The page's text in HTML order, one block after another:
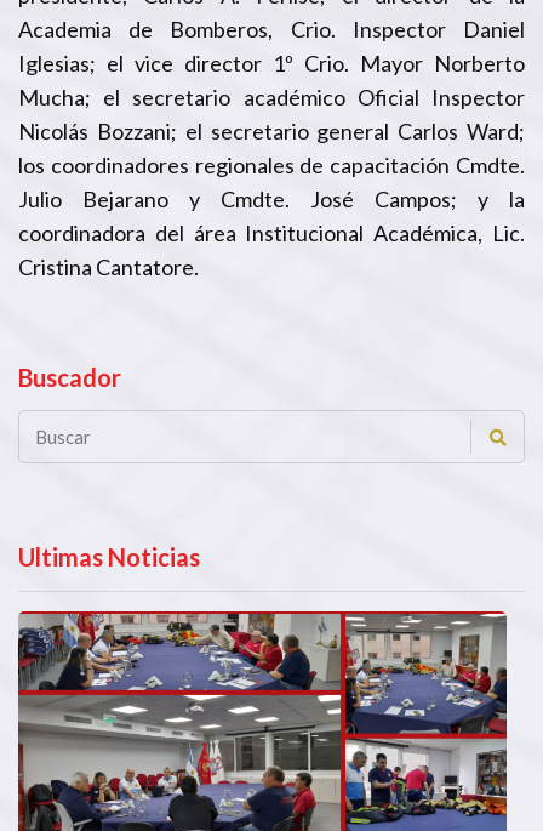
Academia de Bomberos, Crio. Inspector Daniel
Iglesias; el vice director 1º Crio. Mayor Norberto
Mucha; el secretario académico Oficial Inspector
Nicolás Bozzani; el secretario general Carlos Ward;
los coordinadores regionales de capacitación Cmdte.
Julio Bejarano y Cmdte. José Campos; y la
coordinadora del área Institucional Académica, Lic.
Cristina Cantatore.
Buscador
Ultimas Noticias